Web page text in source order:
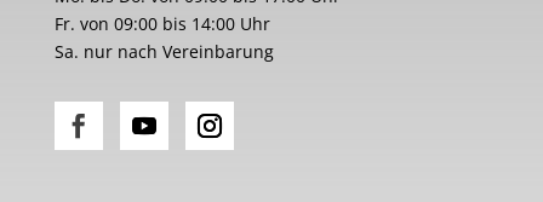
Fr. von 09:00 bis 14:00 Uhr
Sa. nur nach Vereinbarung